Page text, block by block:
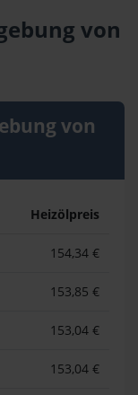
von
von
Heizölpreis
154,34 €
153,85 €
153,04 €
153,04 €